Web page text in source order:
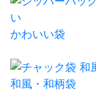
かわいい袋
和風・和柄袋